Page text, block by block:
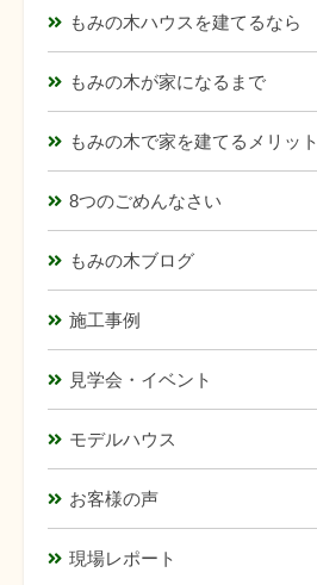
もみの木ハウスを建てるなら
もみの木が家になるまで
もみの木で家を建てるメリット
8つのごめんなさい
もみの木ブログ
施工事例
見学会・イベント
モデルハウス
お客様の声
現場レポート